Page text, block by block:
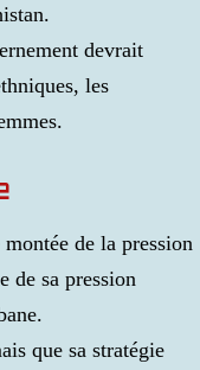
devrait
les
de la pression
de sa pression
que sa stratégie